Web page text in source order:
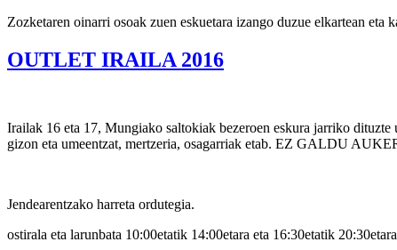
Zozketaren oinarri osoak zuen eskuetara izango duzue elkartean
OUTLET IRAILA 2016
Irailak 16 eta 17, Mungiako saltokiak bezeroen eskura jarriko
gizon eta umeentzat, mertzeria, osagarriak etab. EZ GALDU
Jendearentzako harreta ordutegia.
ostirala eta larunbata 10:00etatik 14:00etara eta 16:30etatik